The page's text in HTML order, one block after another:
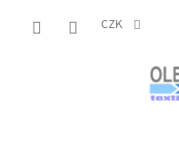
CZK